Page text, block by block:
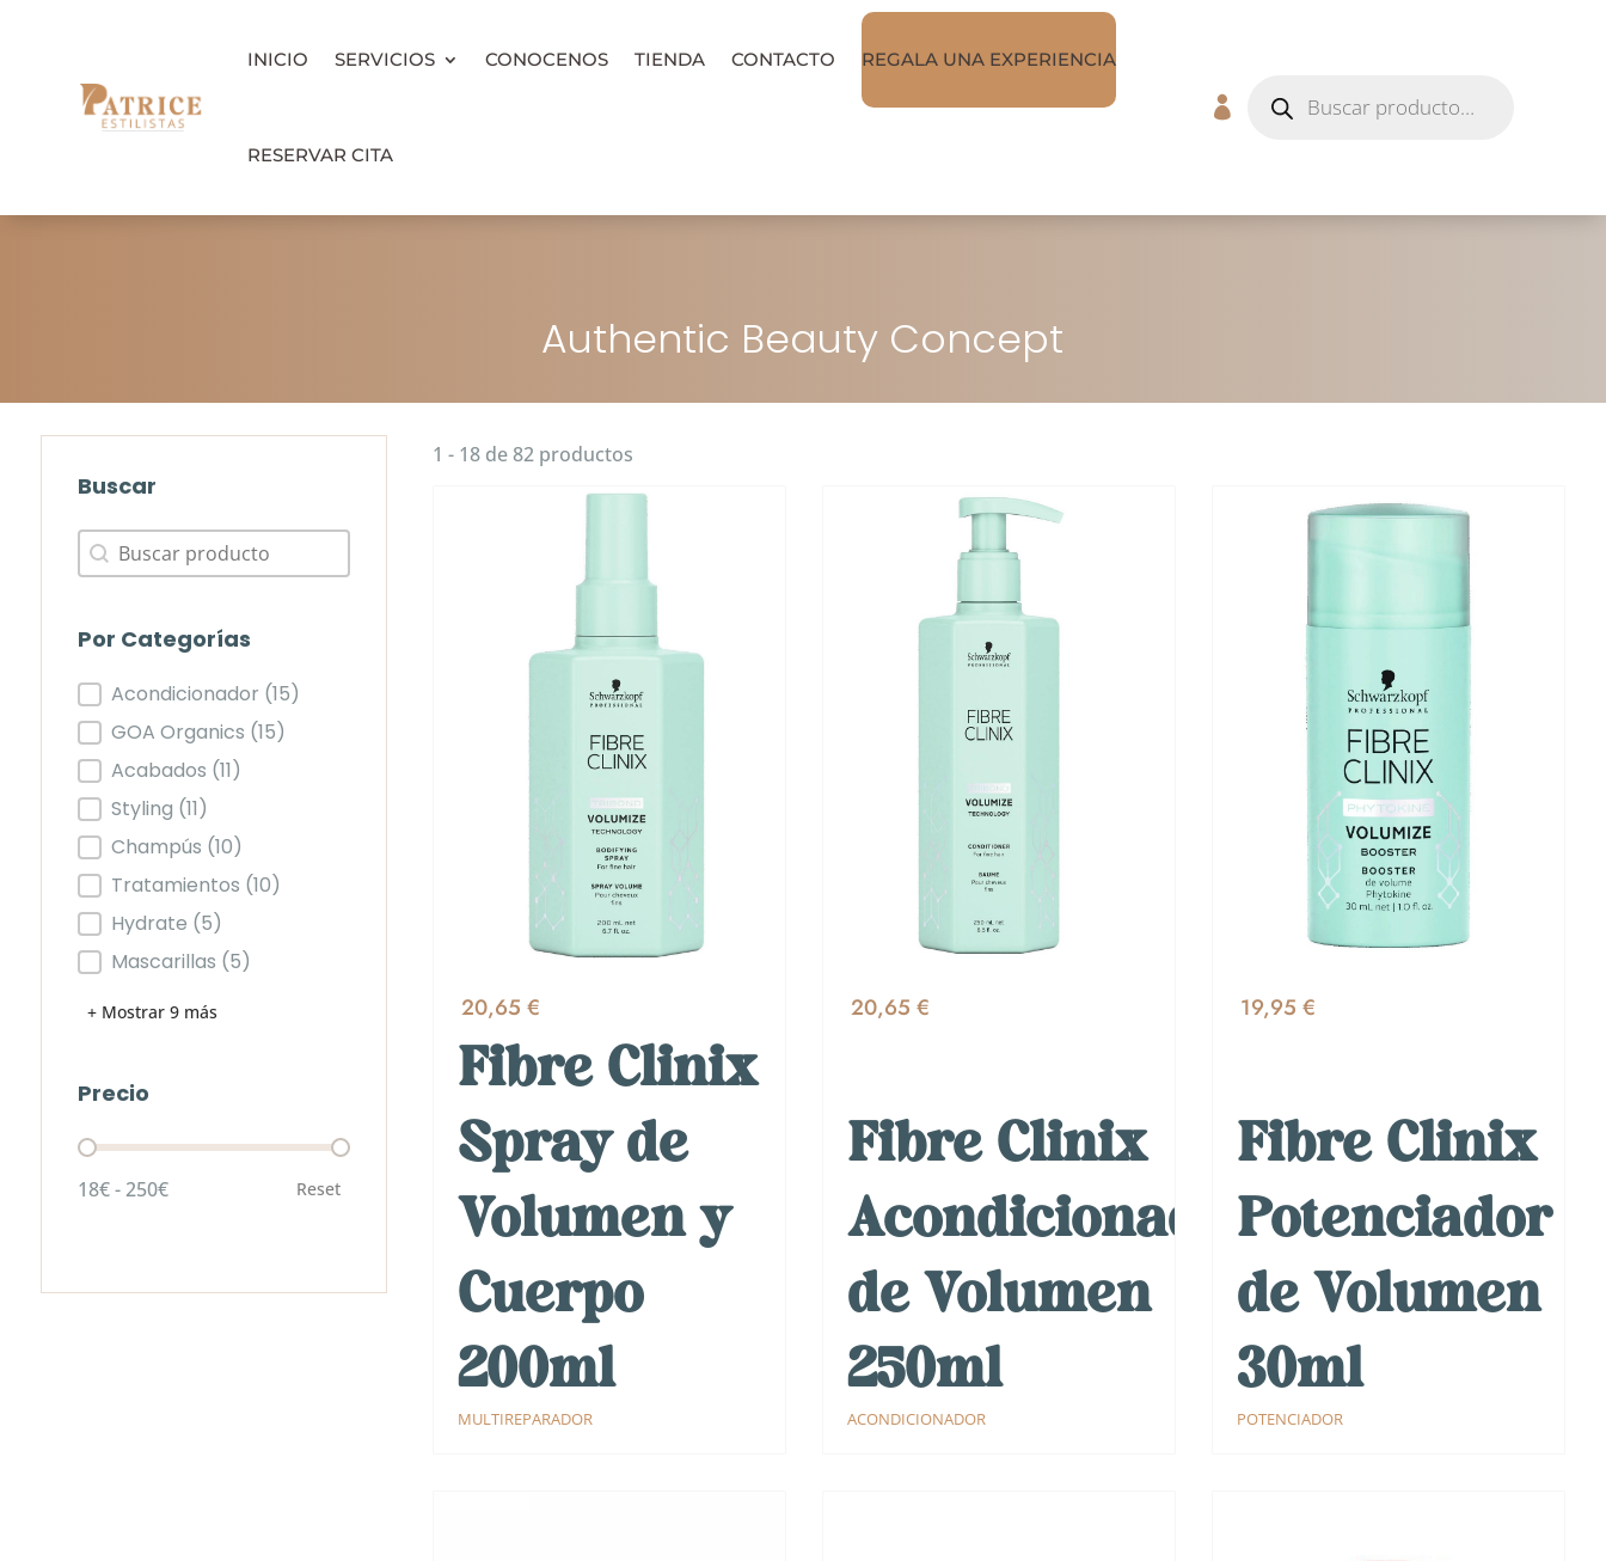
INICIO SERVICIOS CONOCENOS TIENDA CONTACTO REGALA UNA EXPERIENCIA
RESERVAR CITA

productos
Authentic Beauty Concept
Buscar
Buscar
Buscar
Por Categorías
Por Categorías
Acondicionador (15)
GOA Organics (15)
Acabados (11)
Styling (11)
Champús (10)
Tratamientos (10)
Hydrate (5)
Mascarillas (5)
+ Mostrar 9 más
Precio
Precio
18€ - 250€ Reset
1 - 18 de 82 productos
20,65 €
Fibre Clinix
Spray de
Volumen y
Cuerpo
200ml
MULTIREPARADOR
20,65 €
Fibre Clinix
Acondicionador
de Volumen
250ml
ACONDICIONADOR
19,95 €
Fibre Clinix
Potenciador
de Volumen
30ml
POTENCIADOR